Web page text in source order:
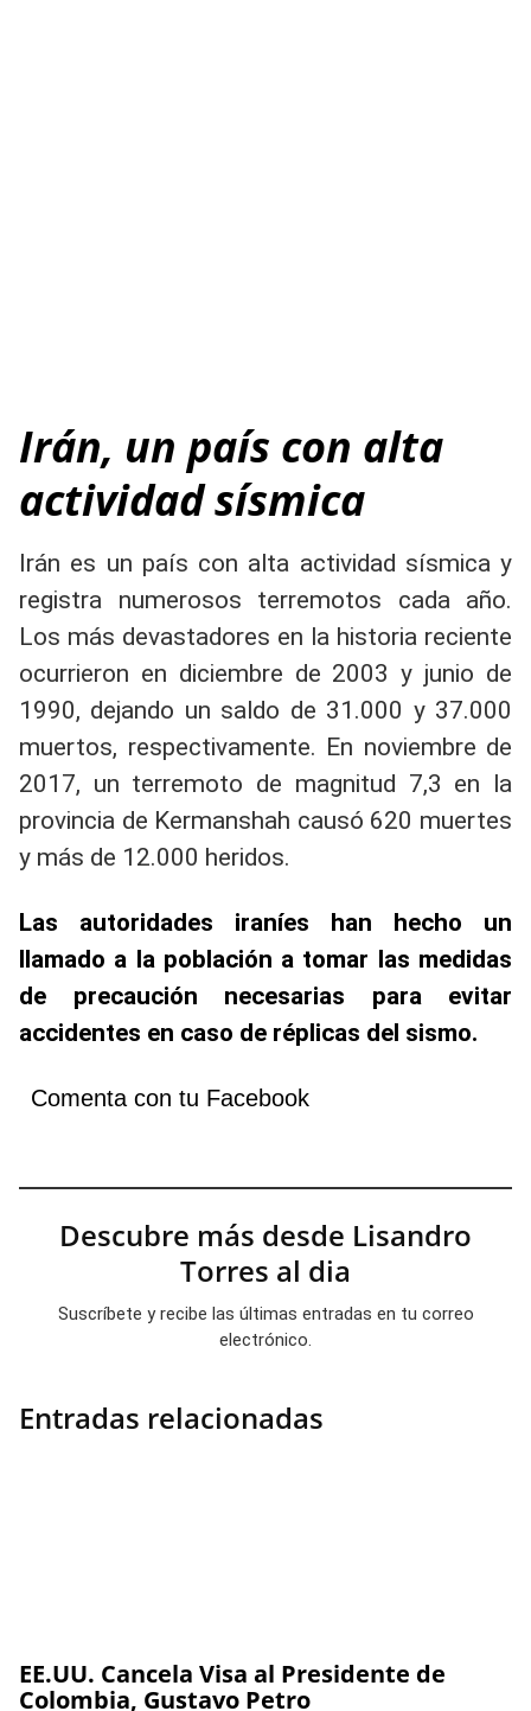
Irán, un país con alta
actividad sísmica
Irán es un país con alta actividad sísmica y
registra numerosos terremotos cada año.
Los más devastadores en la historia reciente
ocurrieron en diciembre de 2003 y junio de
1990, dejando un saldo de 31.000 y 37.000
muertos, respectivamente. En noviembre de
2017, un terremoto de magnitud 7,3 en la
provincia de Kermanshah causó 620 muertes
y más de 12.000 heridos.
Las autoridades iraníes han hecho un
llamado a la población a tomar las medidas
de precaución necesarias para evitar
accidentes en caso de réplicas del sismo.
Comenta con tu Facebook
Descubre más desde Lisandro
Torres al dia
Suscríbete y recibe las últimas entradas en tu correo
electrónico.
Entradas relacionadas
EE.UU. Cancela Visa al Presidente de
Colombia, Gustavo Petro